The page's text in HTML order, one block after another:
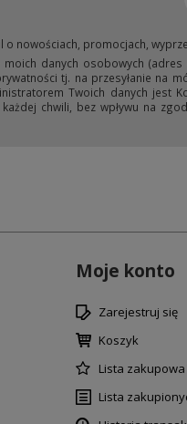
o nowościach, promocjach,
danych osobowych
tj. na przesyłanie na
Twoich danych jest
chwili, bez wpływu na
Moje konto
Zarejestruj się
Koszyk
Lista zakupowa
Lista